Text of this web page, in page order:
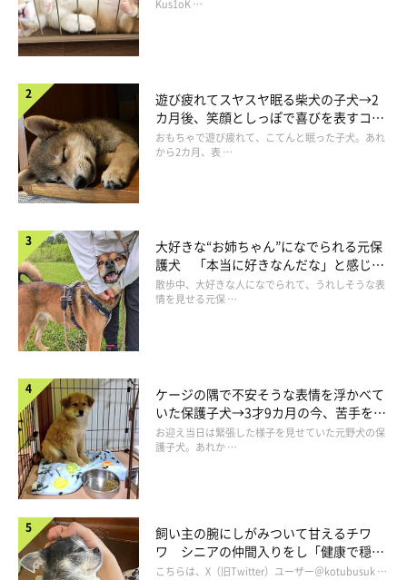
長！
Kus1oK …
遊び疲れてスヤスヤ眠る柴犬の子犬→2
カ月後、笑顔としっぽで喜びを表すコに
成長！
おもちゃで遊び疲れて、こてんと眠った子犬。あれ
から2カ月、表 …
大好きな“お姉ちゃん”になでられる元保
護犬 「本当に好きなんだな」と感じる
表情にほっこり
散歩中、大好きな人になでられて、うれしそうな表
情を見せる元保 …
ケージの隅で不安そうな表情を浮かべて
いた保護子犬→3才9カ月の今、苦手を克
服し頼もしいコに成長！
お迎え当日は緊張した様子を見せていた元野犬の保
護子犬。あれか …
飼い主の腕にしがみついて甘えるチワ
ワ シニアの仲間入りをし「健康で穏や
かな暮らしが続いてほしい」と願う
こちらは、X（旧Twitter）ユーザー＠kotubusuk …